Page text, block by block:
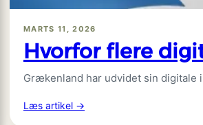
i
fokus
MARTS 11, 2026
Hvorfor flere
Grækenland har udvidet sin digitale
Læs artikel →